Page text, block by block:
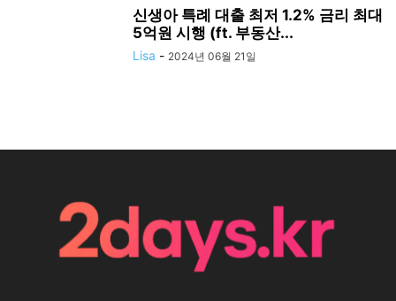
신생아 특례 대출 최저 1.2% 금리 최대
5억원 시행 (ft. 부동산...
Lisa - 2024년 06월 21일